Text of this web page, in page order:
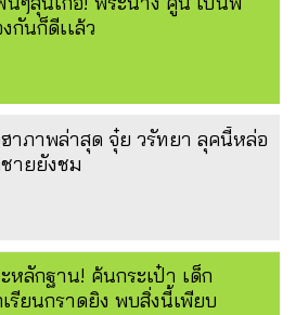
กันก็ดีเเล้ว
าภาพล่าสุด จุ๋ย วรัทยา ลุคนี้หล่อ
ายยังชม
หลักฐาน! ค้นกระเป๋า เด็ก
รียนกราดยิง พบสิ่งนี้เพียบ